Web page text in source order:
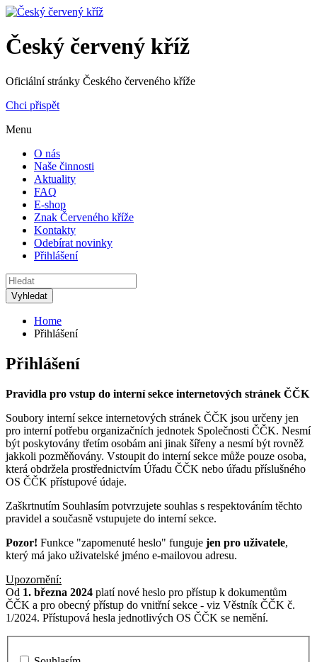
Český červený kříž
Oficiální stránky Českého červeného kříže
Chci přispět
Menu
O nás
Naše činnosti
Aktuality
FAQ
E-shop
Znak Červeného kříže
Kontakty
Odebírat novinky
Přihlášení
Home
Přihlášení
Přihlášení
Pravidla pro vstup do interní sekce internetových stránek ČČK
Soubory interní sekce internetových stránek ČČK jsou určeny jen
pro interní potřebu organizačních jednotek Společnosti ČČK. Nesmí
být poskytovány třetím osobám ani jinak šířeny a nesmí být rovněž
jakkoli pozměňovány. Vstoupit do interní sekce může pouze osoba,
která obdržela prostřednictvím Úřadu ČČK nebo úřadu příslušného
OS ČČK přístupové údaje.
Zaškrtnutím Souhlasím potvrzujete souhlas s respektováním těchto
pravidel a současně vstupujete do interní sekce.
Pozor! Funkce "zapomenuté heslo" funguje jen pro uživatele,
který má jako uživatelské jméno e-mailovou adresu.
Upozornění:
Od 1. března 2024 platí nové heslo pro přístup k dokumentům
ČČK a pro obecný přístup do vnitřní sekce - viz Věstník ČČK č.
1/2024. Přístupová hesla jednotlivých OS ČČK se nemění.